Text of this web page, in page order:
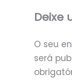
Deixe
O seu
será